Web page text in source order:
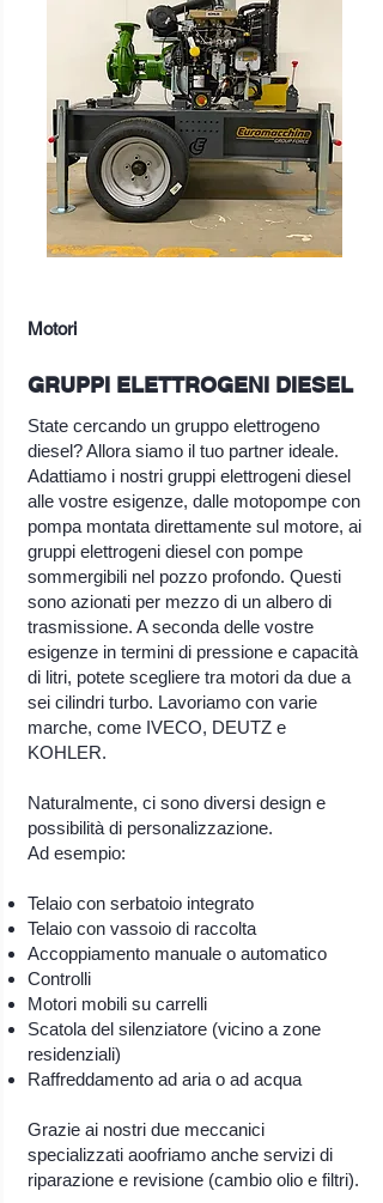
Motori
GRUPPI ELETTROGENI DIESEL
State cercando un gruppo elettrogeno
diesel? Allora siamo il tuo partner ideale.
Adattiamo i nostri gruppi elettrogeni diesel
alle vostre esigenze, dalle motopompe con
pompa montata direttamente sul motore, ai
gruppi elettrogeni diesel con pompe
sommergibili nel pozzo profondo. Questi
sono azionati per mezzo di un albero di
trasmissione. A seconda delle vostre
esigenze in termini di pressione e capacità
di litri, potete scegliere tra motori da due a
sei cilindri turbo. Lavoriamo con varie
marche, come IVECO, DEUTZ e
KOHLER.
Naturalmente, ci sono diversi design e
possibilità di personalizzazione.
Ad esempio:
Telaio con serbatoio integrato
Telaio con vassoio di raccolta
Accoppiamento manuale o automatico
Controlli
Motori mobili su carrelli
Scatola del silenziatore (vicino a zone
residenziali)
Raffreddamento ad aria o ad acqua
Grazie ai nostri due meccanici
specializzati aoofriamo anche servizi di
riparazione e revisione (cambio olio e filtri).